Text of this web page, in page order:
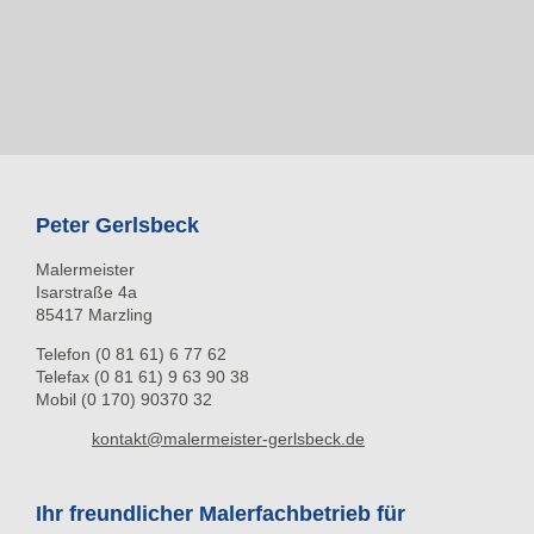
Peter Gerlsbeck
Malermeister
Isarstraße 4a
85417 Marzling
Telefon (0 81 61) 6 77 62
Telefax (0 81 61) 9 63 90 38
Mobil (0 170) 90370 32
kontakt@malermeister-gerlsbeck.de
Ihr freundlicher Malerfachbetrieb für